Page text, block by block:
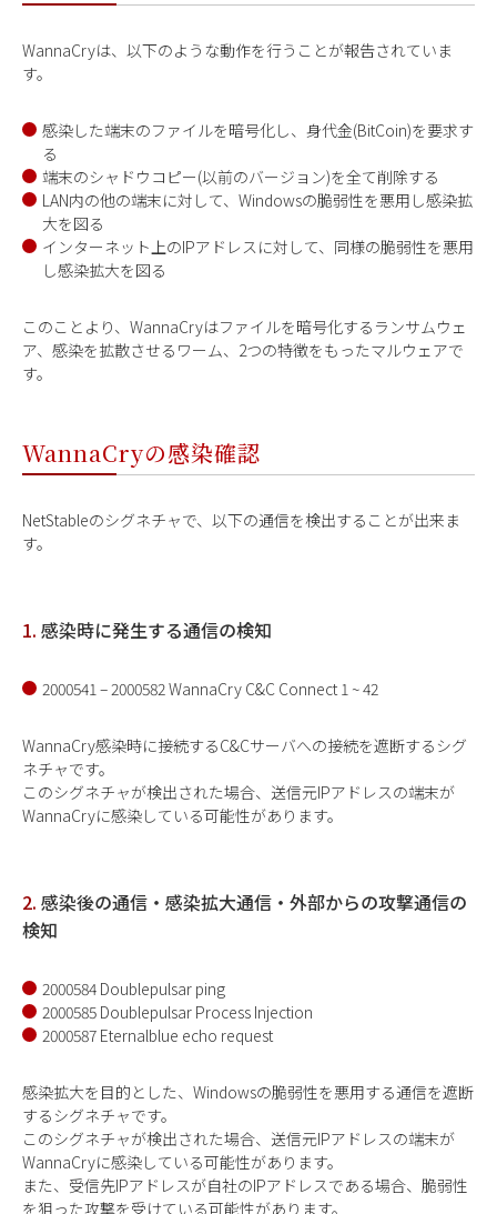
WannaCryは、以下のような動作を行うことが報告されていま
す。
感染した端末のファイルを暗号化し、身代金(BitCoin)を要求す
る
端末のシャドウコピー(以前のバージョン)を全て削除する
LAN内の他の端末に対して、Windowsの脆弱性を悪用し感染拡
大を図る
インターネット上のIPアドレスに対して、同様の脆弱性を悪用
し感染拡大を図る
このことより、WannaCryはファイルを暗号化するランサムウェ
ア、感染を拡散させるワーム、2つの特徴をもったマルウェアで
す。
WannaCryの感染確認
NetStableのシグネチャで、以下の通信を検出することが出来ま
す。
1. 感染時に発生する通信の検知
2000541 – 2000582 WannaCry C&C Connect 1 ~ 42
WannaCry感染時に接続するC&Cサーバへの接続を遮断するシグ
ネチャです。
このシグネチャが検出された場合、送信元IPアドレスの端末が
WannaCryに感染している可能性があります。
2. 感染後の通信・感染拡大通信・外部からの攻撃通信の
検知
2000584 Doublepulsar ping
2000585 Doublepulsar Process Injection
2000587 Eternalblue echo request
感染拡大を目的とした、Windowsの脆弱性を悪用する通信を遮断
するシグネチャです。
このシグネチャが検出された場合、送信元IPアドレスの端末が
WannaCryに感染している可能性があります。
また、受信先IPアドレスが自社のIPアドレスである場合、脆弱性
を狙った攻撃を受けている可能性があります。